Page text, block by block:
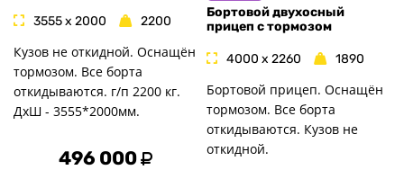
3555 x 2000 2200
Кузов не откидной. Оснащён
тормозом. Все борта
откидываются. г/п 2200 кг.
ДxШ - 3555*2000мм.
496 000
Бортовой двухосный
прицеп с тормозом
4000 x 2260 1890
Бортовой прицеп. Оснащён
тормозом. Все борта
откидываются. Кузов не
откидной.